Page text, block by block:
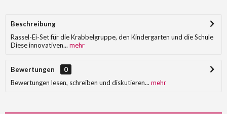
Beschreibung
Rassel-Ei-Set für die Krabbelgruppe, den Kindergarten und die Schule
Diese innovativen... mehr
Bewertungen
0
Bewertungen lesen, schreiben und diskutieren... mehr